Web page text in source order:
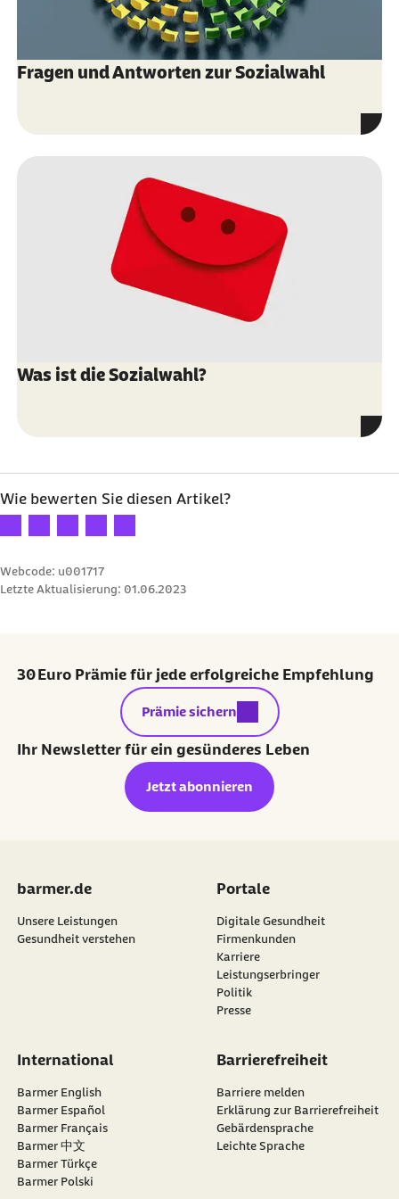
Fragen und Antworten zur Sozialwahl
Was ist die Sozialwahl?
Wie bewerten Sie diesen Artikel?
Ihre Bewertung: 1 Stern
Ihre Bewertung: 2 Sterne
Ihre Bewertung: 3 Sterne
Ihre Bewertung: 4 Sterne
Ihre Bewertung: 5 Sterne
Webcode: u001717
Letzte Aktualisierung: 01.06.2023
30 Euro Prämie für jede erfolgreiche Empfehlung
externer Link:
Prämie sichern
Ihr Newsletter für ein gesünderes Leben
Jetzt abonnieren
barmer.de
Unsere Leistungen
Gesundheit verstehen
Portale
Digitale Gesundheit
Firmenkunden
Karriere
Leistungserbringer
Politik
Presse
International
Barmer English
Barmer Español
Barmer Français
Barmer 中文
Barmer Türkçe
Barmer Polski
Barrierefreiheit
Barriere melden
Erklärung zur Barrierefreiheit
Gebärdensprache
Leichte Sprache